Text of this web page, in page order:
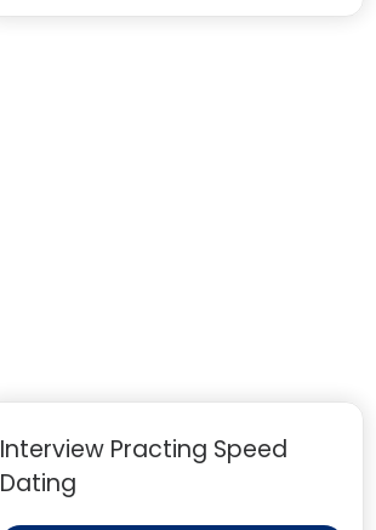
Interview Practing Speed
Dating